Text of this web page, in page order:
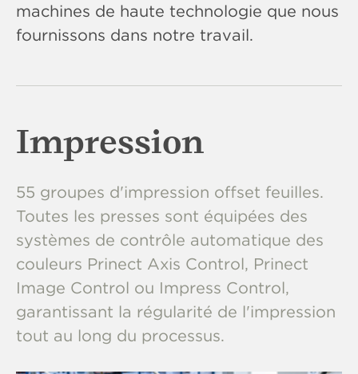
machines de haute technologie que nous
fournissons dans notre travail.
Impression
55 groupes d'impression offset feuilles.
Toutes les presses sont équipées des
systèmes de contrôle automatique des
couleurs Prinect Axis Control, Prinect
Image Control ou Impress Control,
garantissant la régularité de l'impression
tout au long du processus.